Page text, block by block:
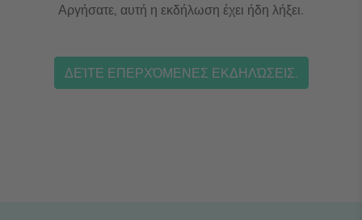
Αργήσατε, αυτή η εκδήλωση έχει ήδη λήξει.
ΔΕΊΤΕ ΕΠΕΡΧΌΜΕΝΕΣ ΕΚΔΗΛΏΣΕΙΣ.